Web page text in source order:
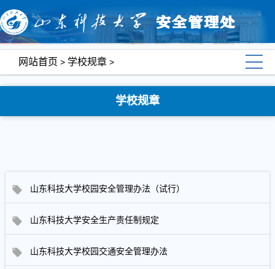
网站首页 > 学校规章 >
学校规章
山东科技大学校园安全管理办法（试行）
山东科技大学安全生产责任制规定
山东科技大学校园交通安全管理办法